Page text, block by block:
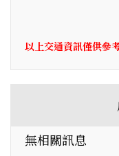
以上交通資訊僅供參
無相關訊息